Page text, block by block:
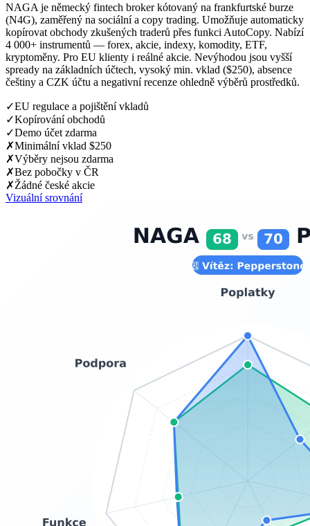
NAGA je německý fintech broker kótovaný na frankfurtské burze
(N4G), zaměřený na sociální a copy trading. Umožňuje automaticky
kopírovat obchody zkušených traderů přes funkci AutoCopy. Nabízí
4 000+ instrumentů — forex, akcie, indexy, komodity, ETF,
kryptoměny. Pro EU klienty i reálné akcie. Nevýhodou jsou vyšší
spready na základních účtech, vysoký min. vklad ($250), absence
češtiny a CZK účtu a negativní recenze ohledně výběrů prostředků.
✓EU regulace a pojištění vkladů
✓Kopírování obchodů
✓Demo účet zdarma
✗Minimální vklad $250
✗Výběry nejsou zdarma
✗Bez pobočky v ČR
✗Žádné české akcie
Vizuální srovnání